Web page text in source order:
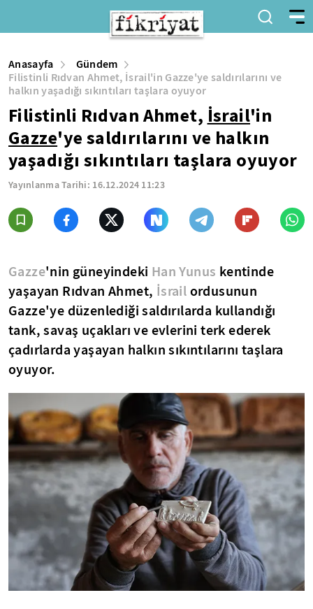
Anasayfa
Gündem
Filistinli Rıdvan Ahmet, İsrail'in Gazze'ye saldırılarını ve
halkın yaşadığı sıkıntıları taşlara oyuyor
Filistinli Rıdvan Ahmet, İsrail'in
Gazze'ye saldırılarını ve halkın
yaşadığı sıkıntıları taşlara oyuyor
Yayınlanma Tarihi: 16.12.2024 11:23
Gazze'nin güneyindeki Han Yunus kentinde
yaşayan Rıdvan Ahmet, İsrailordusunun
Gazze'ye düzenlediği saldırılarda kullandığı
tank, savaş uçakları ve evlerini terk ederek
çadırlarda yaşayan halkın sıkıntılarını taşlara
oyuyor.